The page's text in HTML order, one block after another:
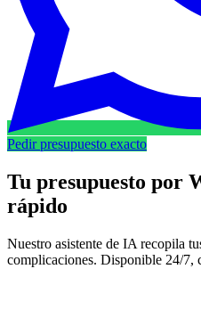
Pedir presupuesto exacto
Tu presupuesto por
rápido
Nuestro asistente de IA recopila
complicaciones. Disponible 24/7,